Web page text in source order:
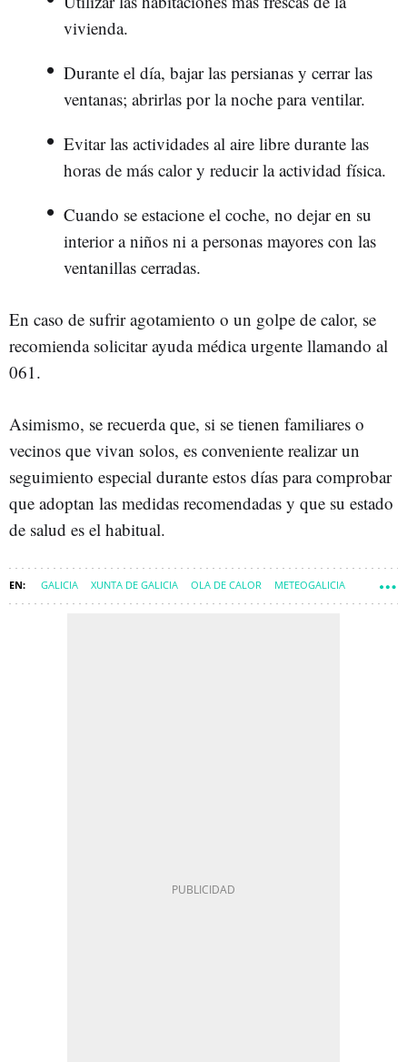
vivienda.
Durante el día, bajar las persianas y cerrar las
ventanas; abrirlas por la noche para ventilar.
Evitar las actividades al aire libre durante las
horas de más calor y reducir la actividad física.
Cuando se estacione el coche, no dejar en su
interior a niños ni a personas mayores con las
ventanillas cerradas.
En caso de sufrir agotamiento o un golpe de calor, se
recomienda solicitar ayuda médica urgente llamando al
061.
Asimismo, se recuerda que, si se tienen familiares o
vecinos que vivan solos, es conveniente realizar un
seguimiento especial durante estos días para comprobar
que adoptan las medidas recomendadas y que su estado
de salud es el habitual.
GALICIA XUNTA DE GALICIA OLA DE CALOR METEOGALICIA